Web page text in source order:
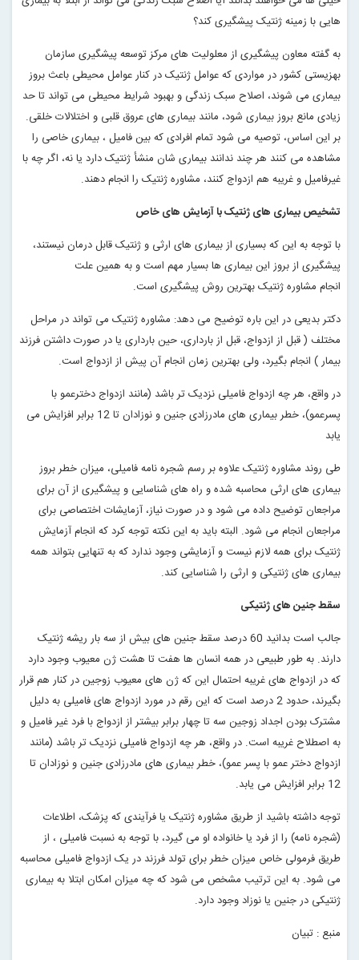
هایی با زمینه ژنتیک پیشگیری کند؟
به گفته معاون پیشگیری از معلولیت های مرکز توسعه پیشگیری سازمان
بهزیستی کشور در مواردی که عوامل ژنتیک در کنار عوامل محیطی باعث بروز
بیماری می شوند، اصلاح سبک زندگی و بهبود شرایط محیطی می تواند تا حد
زیادی مانع بروز بیماری شود، مانند بیماری های عروق قلبی و اختلالات خلقی.
بر این اساس، توصیه می شود تمام افرادی که بین فامیل ، بیماری خاصی را
مشاهده می کنند هر چند ندانند بیماری شان منشأ ژنتیک دارد یا نه، اگر چه با
غیرفامیل و غریبه هم ازدواج کنند، مشاوره ژنتیک را انجام دهند.
تشخیص بیماری های ژنتیک با آزمایش های خاص
با توجه به این که بسیاری از بیماری های ارثی و ژنتیک قابل درمان نیستند،
پیشگیری از بروز این بیماری ها بسیار مهم است و به همین علت
انجام مشاوره ژنتیک بهترین روش پیشگیری است.
دکتر بدیعی در این باره توضیح می دهد: مشاوره ژنتیک می تواند در مراحل
مختلف ( قبل از ازدواج، قبل از بارداری، حین بارداری یا در صورت داشتن فرزند
بیمار ) انجام بگیرد، ولی بهترین زمان انجام آن پیش از ازدواج است.
در واقع، هر چه ازدواج فامیلی نزدیک تر باشد (مانند ازدواج دخترعمو با
پسرعمو)، خطر بیماری های مادرزادی جنین و نوزادان تا 12 برابر افزایش می
یابد
طی روند مشاوره ژنتیک علاوه بر رسم شجره نامه فامیلی، میزان خطر بروز
بیماری های ارثی محاسبه شده و راه های شناسایی و پیشگیری از آن برای
مراجعان توضیح داده می شود و در صورت نیاز، آزمایشات اختصاصی برای
مراجعان انجام می شود. البته باید به این نکته توجه کرد که انجام آزمایش
ژنتیک برای همه لازم نیست و آزمایشی وجود ندارد که به تنهایی بتواند همه
بیماری های ژنتیکی و ارثی را شناسایی کند.
سقط جنین های ژنتیکی
جالب است بدانید 60 درصد سقط جنین های بیش از سه بار ریشه ژنتیک
دارند. به طور طبیعی در همه انسان ها هفت تا هشت ژن معیوب وجود دارد
که در ازدواج های غریبه احتمال این که ژن های معیوب زوجین در کنار هم قرار
بگیرند، حدود 2 درصد است که این رقم در مورد ازدواج های فامیلی به دلیل
مشترک بودن اجداد زوجین سه تا چهار برابر بیشتر از ازدواج با فرد غیر فامیل و
به اصطلاح غریبه است. در واقع، هر چه ازدواج فامیلی نزدیک تر باشد (مانند
ازدواج دختر عمو با پسر عمو)، خطر بیماری های مادرزادی جنین و نوزادان تا
12 برابر افزایش می یابد
.
توجه داشته باشید از طریق مشاوره ژنتیک یا فرآیندی که پزشک، اطلاعات
(شجره نامه) را از فرد یا خانواده او می گیرد، با توجه به نسبت فامیلی ، از
طریق فرمولی خاص میزان خطر برای تولد فرزند در یک ازدواج فامیلی محاسبه
می شود. به این ترتیب مشخص می شود که چه میزان امکان ابتلا به بیماری
ژنتیکی در جنین یا نوزاد وجود دارد.
منبع : تبیان